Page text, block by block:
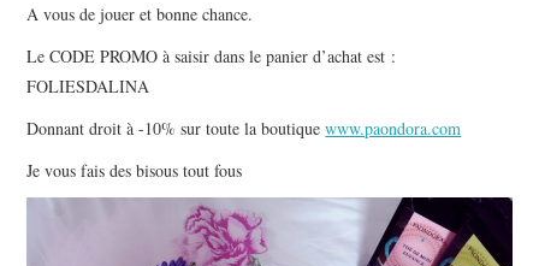
A vous de jouer et bonne chance.
Le CODE PROMO à saisir dans le panier d’achat est :
FOLIESDALINA
Donnant droit à -10% sur toute la boutiquewww.paondora.com
Je vous fais des bisous tout fous